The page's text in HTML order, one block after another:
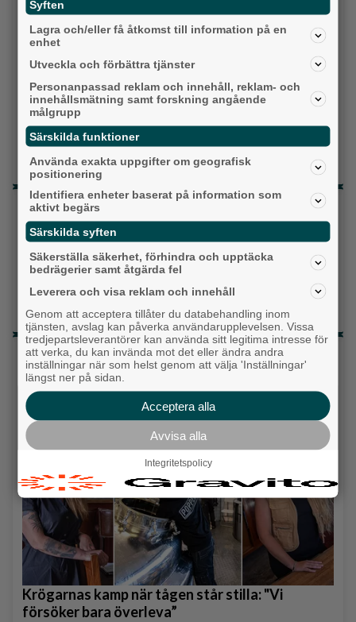
Centerpartiet
Liberalerna
Vet ej
Då börjar tågen rulla igen: ”Vi ligger bra i fas”
Fastighetsägarna vill ha ny hyresmodell –
Hyresgästföreningen kritiska
Detta händer i Alingsås 3–10 augusti
Senaste artiklarna
Alingsås
Krögarnas kamp när tågen står stilla: "Vi
försöker bara överleva”
Syften
Lagra och/eller få åtkomst till information på en
enhet
Utveckla och förbättra tjänster
Personanpassad reklam och innehåll, reklam- och
innehållsmätning samt forskning angående
målgrupp
Särskilda funktioner
Använda exakta uppgifter om geografisk
positionering
Identifiera enheter baserat på information som
aktivt begärs
Särskilda syften
Säkerställa säkerhet, förhindra och upptäcka
bedrägerier samt åtgärda fel
Leverera och visa reklam och innehåll
Genom att acceptera tillåter du databehandling inom
tjänsten, avslag kan påverka användarupplevelsen. Vissa
tredjepartsleverantörer kan använda sitt legitima intresse för
att verka, du kan invända mot det eller ändra andra
inställningar när som helst genom att välja 'Inställningar'
längst ner på sidan.
Acceptera alla
Avvisa alla
Integritetspolicy